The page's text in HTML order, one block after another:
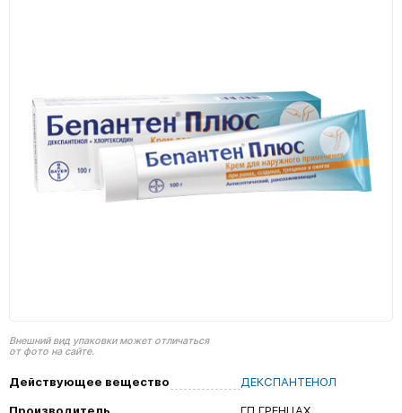
Внешний вид упаковки может отличаться
от фото на сайте.
Действующее вещество
ДЕКСПАНТЕНОЛ